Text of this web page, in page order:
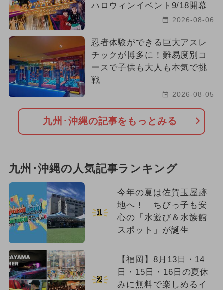
ハロウィンイベント9/18開幕
2026-08-06
忍者体験ができる巨大アスレ
チックが博多に！難易度別コ
ースで子供も大人も本気で挑
戦
2026-08-05
九州･沖縄の記事をもっとみる
九州･沖縄の人気記事ランキング
1
今年の夏は佐賀玉屋跡
地へ！ ちびっ子も安
心の「水遊び＆水族館
スポット」が誕生
2
【福岡】8月13日・14
日・15日・16日の夏休
みに無料で楽しめるイ